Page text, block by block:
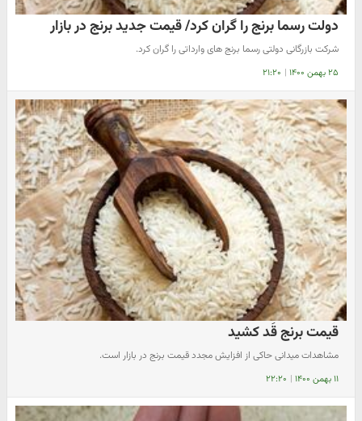
دولت رسما برنج را گران کرد/ قیمت جدید برنج در بازار
شرکت بازرگانی دولتی رسما برنج های وارداتی را گران کرد.
۲۵ بهمن ۱۴۰۰ | ۲۱:۲۰
قیمت برنج قَد کشید
مشاهدات میدانی حاکی از افزایش مجدد قیمت برنج در بازار است.
۱۱ بهمن ۱۴۰۰ | ۲۲:۲۰